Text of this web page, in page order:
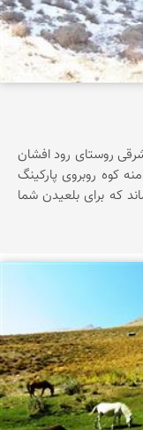
روستای رود افشان
در دامنه کوه روبروی پارکینگ
که برای بلعیدن شما